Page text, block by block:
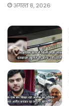
अगस्त 8, 2026